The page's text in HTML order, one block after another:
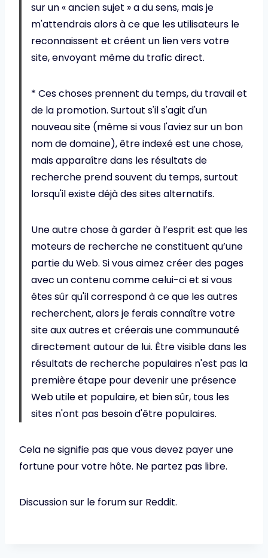
sur un « ancien sujet » a du sens, mais je
m'attendrais alors à ce que les utilisateurs le
reconnaissent et créent un lien vers votre
site, envoyant même du trafic direct.
* Ces choses prennent du temps, du travail et
de la promotion. Surtout s'il s'agit d'un
nouveau site (même si vous l'aviez sur un bon
nom de domaine), être indexé est une chose,
mais apparaître dans les résultats de
recherche prend souvent du temps, surtout
lorsqu'il existe déjà des sites alternatifs.
Une autre chose à garder à l’esprit est que les
moteurs de recherche ne constituent qu’une
partie du Web. Si vous aimez créer des pages
avec un contenu comme celui-ci et si vous
êtes sûr qu'il correspond à ce que les autres
recherchent, alors je ferais connaître votre
site aux autres et créerais une communauté
directement autour de lui. Être visible dans les
résultats de recherche populaires n'est pas la
première étape pour devenir une présence
Web utile et populaire, et bien sûr, tous les
sites n'ont pas besoin d'être populaires.
Cela ne signifie pas que vous devez payer une
fortune pour votre hôte. Ne partez pas libre.
Discussion sur le forum sur Reddit.